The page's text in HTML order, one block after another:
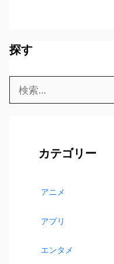
探す
索:
カテゴリー
アニメ
アプリ
エンタメ